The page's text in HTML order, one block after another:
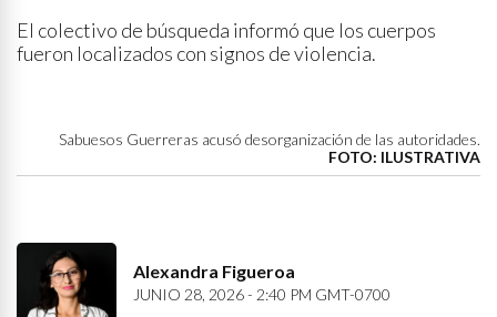
El colectivo de búsqueda informó que los cuerpos
fueron localizados con signos de violencia.
Sabuesos Guerreras acusó desorganización de las autoridades.
FOTO: ILUSTRATIVA
Alexandra Figueroa
JUNIO 28, 2026 - 2:40 PM GMT-0700